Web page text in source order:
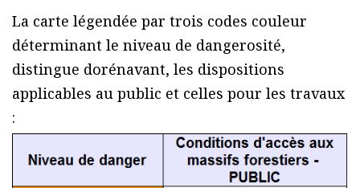
La carte légendée par trois codes couleur
déterminant le niveau de dangerosité,
distingue dorénavant, les dispositions
applicables au public et celles pour les travaux
: